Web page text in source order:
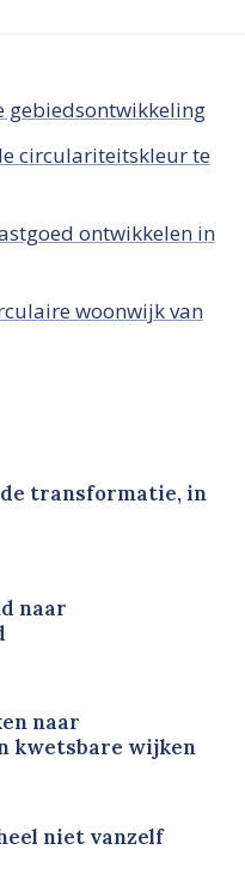
gebiedsontwikkeling
circulariteitskleur te
ontwikkelen in
woonwijk van
transformatie, in
naar
naar
kwetsbare wijken
niet vanzelf